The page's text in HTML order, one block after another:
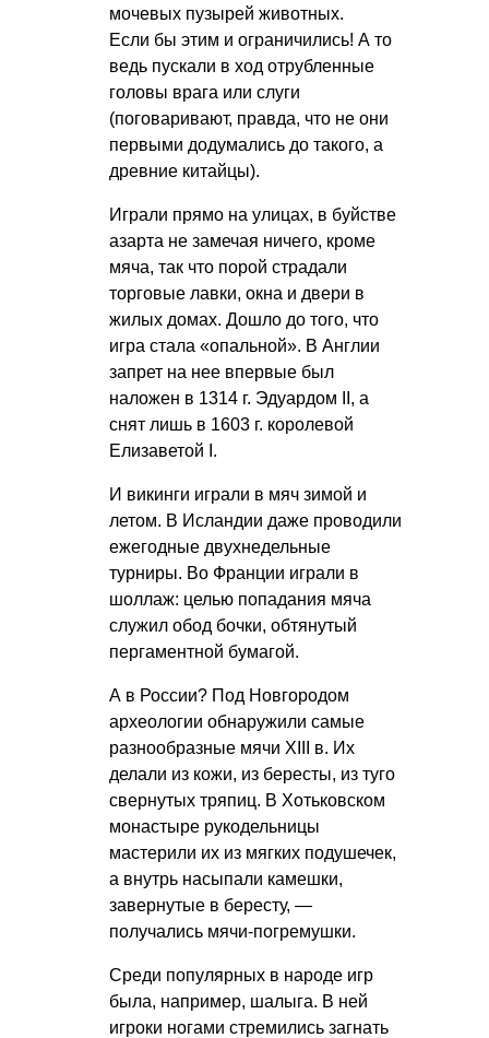
мочевых пузырей животных.
Если бы этим и ограничились! А то
ведь пускали в ход отрубленные
головы врага или слуги
(поговаривают, правда, что не они
первыми додумались до такого, а
древние китайцы).
Играли прямо на улицах, в буйстве
азарта не замечая ничего, кроме
мяча, так что порой страдали
торговые лавки, окна и двери в
жилых домах. Дошло до того, что
игра стала «опальной». В Англии
запрет на нее впервые был
наложен в 1314 г. Эдуардом II, а
снят лишь в 1603 г. королевой
Елизаветой I.
И викинги играли в мяч зимой и
летом. В Исландии даже проводили
ежегодные двухнедельные
турниры. Во Франции играли в
шоллаж: целью попадания мяча
служил обод бочки, обтянутый
пергаментной бумагой.
А в России? Под Новгородом
археологии обнаружили самые
разнообразные мячи XIII в. Их
делали из кожи, из бересты, из туго
свернутых тряпиц. В Хотьковском
монастыре рукодельницы
мастерили их из мягких подушечек,
а внутрь насыпали камешки,
завернутые в бересту, —
получались мячи-погремушки.
Среди популярных в народе игр
была, например, шалыга. В ней
игроки ногами стремились загнать